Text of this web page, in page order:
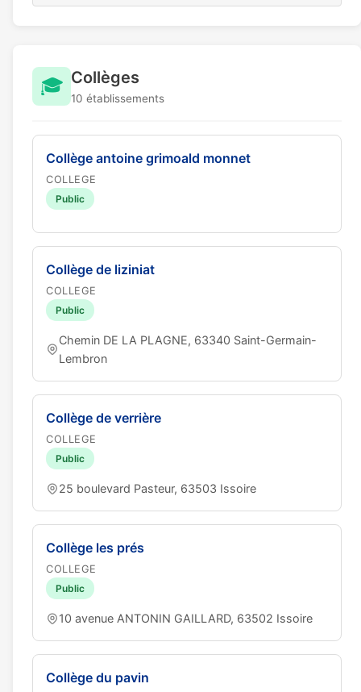
🎓 Collèges
10 établissements
Collège antoine grimoald monnet
COLLEGE
Public
Collège de liziniat
COLLEGE
Public
Chemin DE LA PLAGNE, 63340 Saint-Germain-
Lembron
Collège de verrière
COLLEGE
Public
25 boulevard Pasteur, 63503 Issoire
Collège les prés
COLLEGE
Public
10 avenue ANTONIN GAILLARD, 63502 Issoire
Collège du pavin